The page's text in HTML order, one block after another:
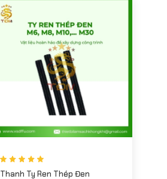
Thanh Ty Ren Thép Đen